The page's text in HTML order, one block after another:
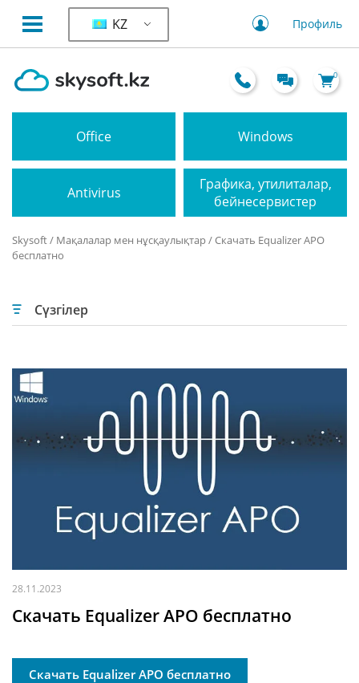
KZ Профиль
0
Office Windows
Antivirus
Графика, утилиталар,
бейнесервистер
Skysoft/ Мақалалар мен нұсқаулықтар/ Скачать Equalizer APO
бесплатно
Сүзгілер
28.11.2023
Скачать Equalizer APO бесплатно
Скачать Equalizer APO бесплатно